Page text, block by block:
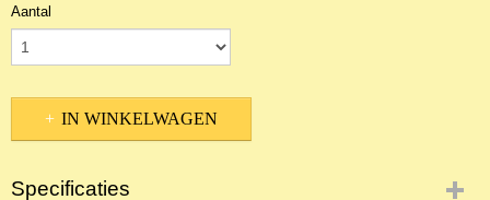
Aantal
IN WINKELWAGEN
Specificaties